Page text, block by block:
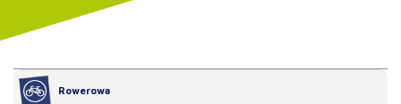
Rowerowa